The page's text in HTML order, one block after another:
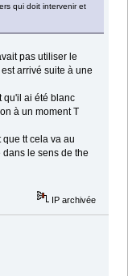
qui doit intervenir et
pas utiliser le
arrivé suite à une
qu'il ai été blanc
à un moment T
tt cela va au
le sens de the
IP archivée